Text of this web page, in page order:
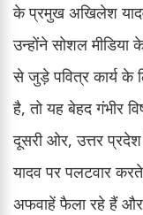
के प्रमुख अखिलेश
उन्होंने सोशल मीडिया
से जुड़े पवित्र कार्य के
है, तो यह बेहद गंभीर
दूसरी ओर, उत्तर
यादव पर पलटवार
अफवाहें फैला रहे हैं